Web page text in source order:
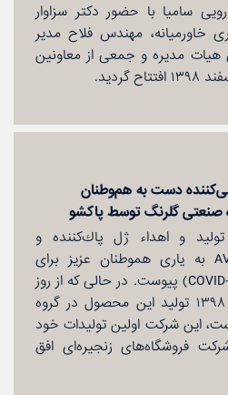
سامیا با حضور دكتر سزاوار
خاورمیانه‌، مهندس فلاح مدیر
هیات مدیره و جمعی از معاونین
دست به هم‌وطنان
صنعتی گلرنگ توسط پاكشو
و اهداء ژل پاك‌كننده و
ضدعفونی‌كننده دست AVE به یاری هموطنان عزیز برای
مبارزه با ویروس كرونا (COVID-19) پیوست. در حالی كه از روز
چهارشنبه مورخ ۷ اسفند ۱۳۹۸ تولید این محصول در گروه
این شركت اولین تولیدات خود
فروشگاه‌های زنجیره‌ای افق